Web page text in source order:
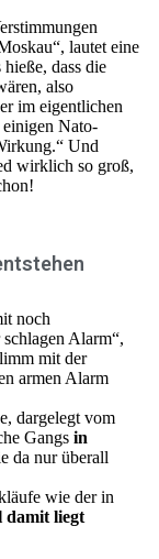
lautet eine
dass die
also
im eigentlichen
Nato-
Und
wirklich so groß,
noch
Alarm“,
mit der
armen Alarm
dargelegt vom
Gangs in
da nur überall
wie der in
damit liegt